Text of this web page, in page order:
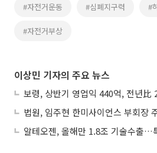
#자전거운동 #심폐지구력 #
#자전거부상
이상민 기자의 주요 뉴스
법원, 임주현 한미사이언스 부회장